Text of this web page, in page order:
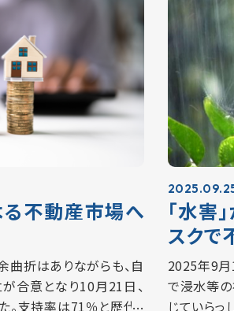
不動産市場へ
折はありながらも、自
合意となり10月21日、
。支持率は71％と歴代5
「水害
スクで
2025年9月
で浸水等
じていらっ